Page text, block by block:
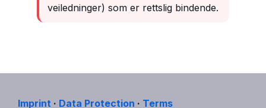
veiledninger) som er rettslig bindende.
Imprint · Data Protection · Terms